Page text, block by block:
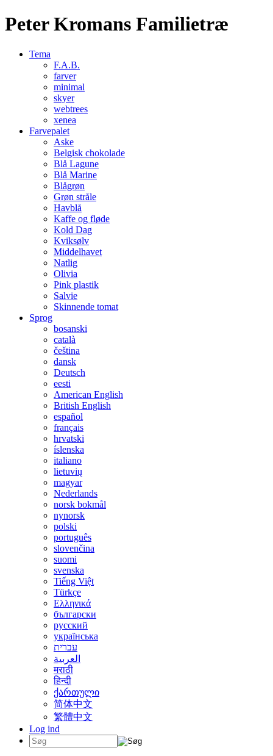
Peter Kromans Familietræ
Tema
F.A.B.
farver
minimal
skyer
webtrees
xenea
Farvepalet
Aske
Belgisk chokolade
Blå Lagune
Blå Marine
Blågrøn
Grøn stråle
Havblå
Kaffe og fløde
Kold Dag
Kviksølv
Middelhavet
Natlig
Olivia
Pink plastik
Salvie
Skinnende tomat
Sprog
bosanski
català
čeština
dansk
Deutsch
eesti
American English
British English
español
français
hrvatski
íslenska
italiano
lietuvių
magyar
Nederlands
norsk bokmål
nynorsk
polski
português
slovenčina
suomi
svenska
Tiếng Việt
Türkçe
Ελληνικά
български
русский
українська
עברית
العربية
मराठी
हिन्दी
ქართული
简体中文
繁體中文
Log ind